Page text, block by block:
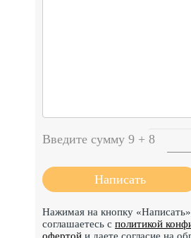
Введите сумму 9 + 8
Нажимая на кнопку
соглашаетесь с политикой